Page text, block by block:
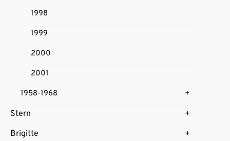
1998
1999
2000
2001
1958-1968
Stern
Brigitte